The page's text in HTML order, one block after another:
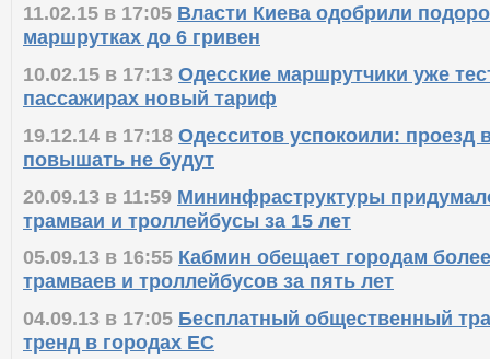
11.02.15 в 17:05 Власти Киева одобрили
маршрутках до 6 гривен
10.02.15 в 17:13 Одесские маршрутчики уже
пассажирах новый тариф
19.12.14 в 17:18 Одесситов успокоили: проезд
повышать не будут
20.09.13 в 11:59 Мининфраструктуры
трамваи и троллейбусы за 15 лет
05.09.13 в 16:55 Кабмин обещает городам
трамваев и троллейбусов за пять лет
04.09.13 в 17:05 Бесплатный общественный
тренд в городах ЕС